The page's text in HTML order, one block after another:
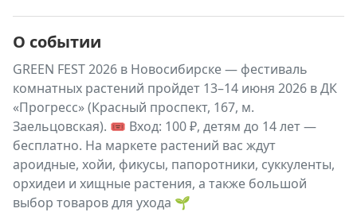
О событии
GREEN FEST 2026 в Новосибирске — фестиваль
комнатных растений пройдет 13–14 июня 2026 в ДК
«Прогресс» (Красный проспект, 167, м.
Заельцовская). 🎟 Вход: 100 ₽, детям до 14 лет —
бесплатно. На маркете растений вас ждут
ароидные, хойи, фикусы, папоротники, суккуленты,
орхидеи и хищные растения, а также большой
выбор товаров для ухода 🌱